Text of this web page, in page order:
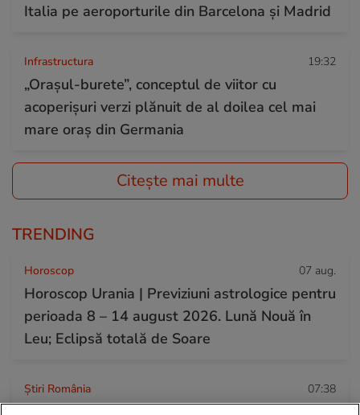
Italia pe aeroporturile din Barcelona și Madrid
Infrastructura 19:32
„Orașul-burete”, conceptul de viitor cu
acoperișuri verzi plănuit de al doilea cel mai
mare oraș din Germania
Citește mai multe
TRENDING
Horoscop 07 aug.
Horoscop Urania | Previziuni astrologice pentru
perioada 8 – 14 august 2026. Lună Nouă în
Leu; Eclipsă totală de Soare
Știri România 07:38